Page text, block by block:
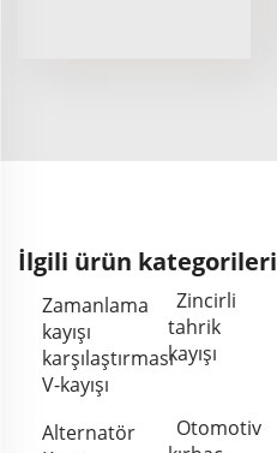
İlgili ürün kategorileri
Zamanlama
kayışı
karşılaştırması
V-kayışı
Zincirli
tahrik
kayışı
Alternatör
Otomotiv